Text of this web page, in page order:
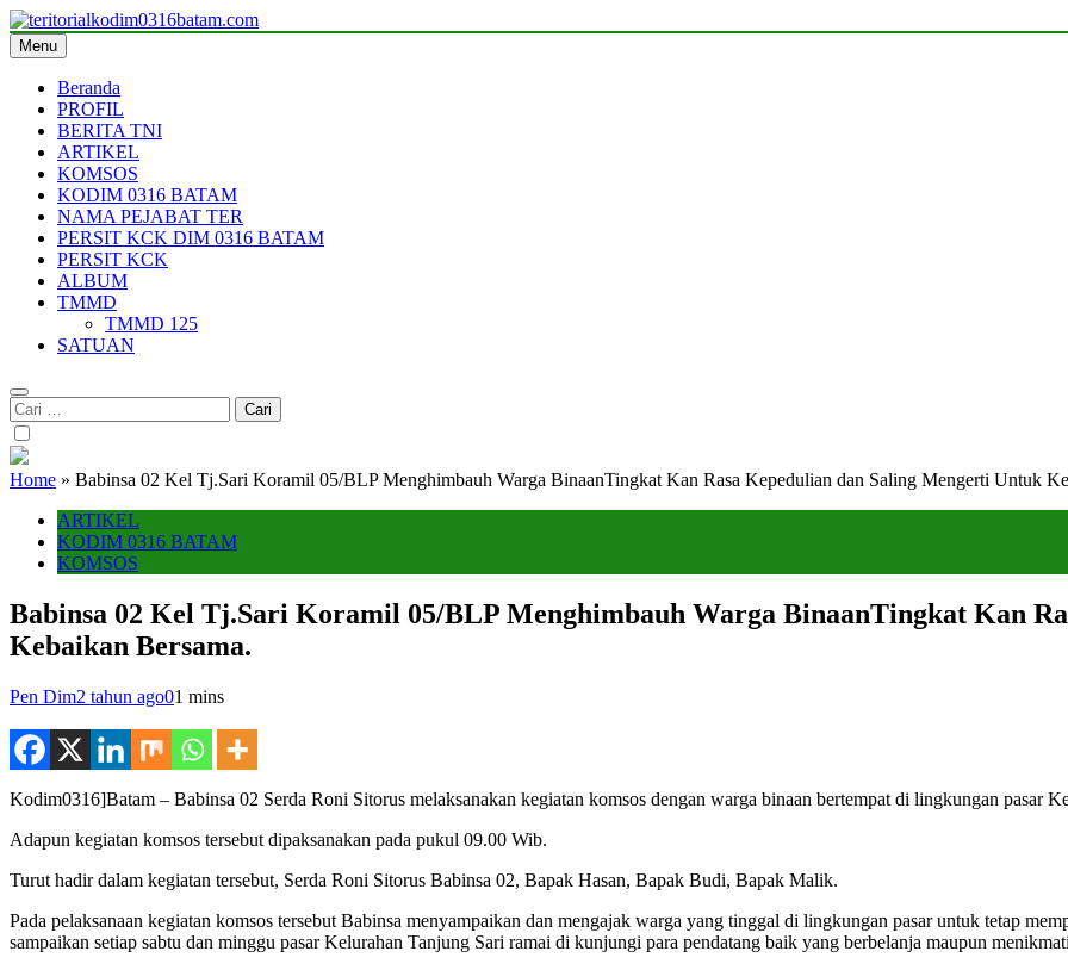
Skip
to
content
teritorialkodim0316batam.com
teritoriakkodimo0316batam
Menu
Beranda
PROFIL
BERITA TNI
ARTIKEL
KOMSOS
KODIM 0316 BATAM
NAMA PEJABAT TER
PERSIT KCK DIM 0316 BATAM
PERSIT KCK
ALBUM
TMMD
TMMD 125
SATUAN
Cari
untuk:
Home » Babinsa 02 Kel Tj.Sari Koramil 05/BLP Menghimbauh Warga BinaanTingkat Kan Rasa Kepedulian dan Saling Mengerti Untuk
ARTIKEL
KODIM 0316 BATAM
KOMSOS
Babinsa 02 Kel Tj.Sari Koramil 05/BLP Menghimbauh Warga BinaanTingkat Kan
Kebaikan Bersama.
Pen Dim2 tahun ago01 mins
Kodim0316]Batam – Babinsa 02 Serda Roni Sitorus melaksanakan kegiatan komsos dengan warga binaan bertempat di lingkungan pasar
Adapun kegiatan komsos tersebut dipaksanakan pada pukul 09.00 Wib.
Turut hadir dalam kegiatan tersebut, Serda Roni Sitorus Babinsa 02, Bapak Hasan, Bapak Budi, Bapak Malik.
Pada pelaksanaan kegiatan komsos tersebut Babinsa menyampaikan dan mengajak warga yang tinggal di lingkungan pasar untuk tetap
sampaikan setiap sabtu dan minggu pasar Kelurahan Tanjung Sari ramai di kunjungi para pendatang baik yang berbelanja maupun